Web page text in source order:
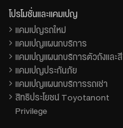
โปรโมชั่นและแคมเปญ
แคมเปญรถใหม่
แคมเปญแผนกบริการ
แคมเปญแผนกบริการตัวถังและสี
แคมเปญประกันภัย
แคมเปญแผนกบริการรถเช่า
สิทธิประโยชน์ Toyotanont
Privilege